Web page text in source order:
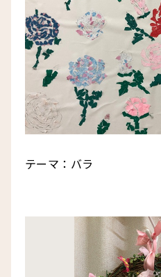
テーマ：バラ